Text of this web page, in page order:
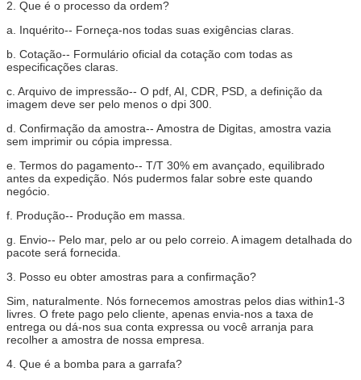
2. Que é o processo da ordem?
a. Inquérito-- Forneça-nos todas suas exigências claras.
b. Cotação-- Formulário oficial da cotação com todas as
especificações claras.
c. Arquivo de impressão-- O pdf, AI, CDR, PSD, a definição da
imagem deve ser pelo menos o dpi 300.
d. Confirmação da amostra-- Amostra de Digitas, amostra vazia
sem imprimir ou cópia impressa.
e. Termos do pagamento-- T/T 30% em avançado, equilibrado
antes da expedição. Nós pudermos falar sobre este quando
negócio.
f. Produção-- Produção em massa.
g. Envio-- Pelo mar, pelo ar ou pelo correio. A imagem detalhada do
pacote será fornecida.
3. Posso eu obter amostras para a confirmação?
Sim, naturalmente. Nós fornecemos amostras pelos dias within1-3
livres. O frete pago pelo cliente, apenas envia-nos a taxa de
entrega ou dá-nos sua conta expressa ou você arranja para
recolher a amostra de nossa empresa.
4. Que é a bomba para a garrafa?